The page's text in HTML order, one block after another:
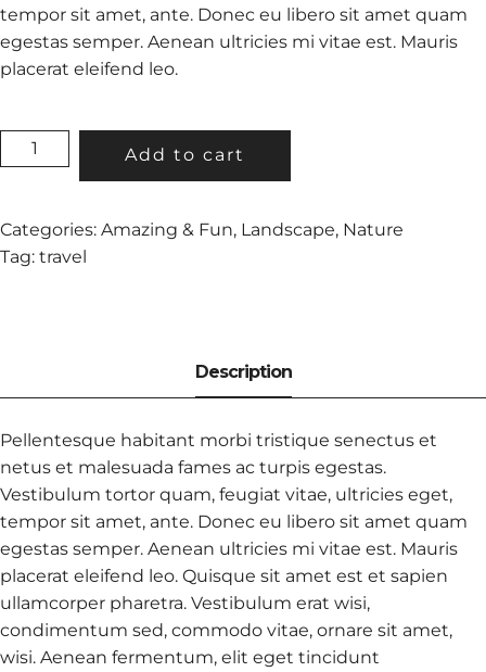
tempor sit amet, ante. Donec eu libero sit amet quam
egestas semper. Aenean ultricies mi vitae est. Mauris
placerat eleifend leo.
ROOT
PATTERNS
Add to cart
Categories: Amazing & Fun, Landscape, Nature
Tag: travel
Pellentesque habitant morbi tristique senectus et
netus et malesuada fames ac turpis egestas.
Vestibulum tortor quam, feugiat vitae, ultricies eget,
tempor sit amet, ante. Donec eu libero sit amet quam
egestas semper. Aenean ultricies mi vitae est. Mauris
placerat eleifend leo. Quisque sit amet est et sapien
ullamcorper pharetra. Vestibulum erat wisi,
condimentum sed, commodo vitae, ornare sit amet,
wisi. Aenean fermentum, elit eget tincidunt